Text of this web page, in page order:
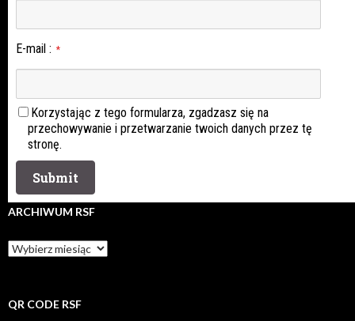
E-mail : *
Korzystając z tego formularza, zgadzasz się na
przechowywanie i przetwarzanie twoich danych przez tę
stronę.
ARCHIWUM RSF
Archiwum
rsf
QR CODE RSF